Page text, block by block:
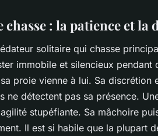
chasse : la patience et la
solitaire qui chasse
immobile et silencieux pendant
proie vienne à lui. Sa discrétion
ne détectent pas sa présence.
stupéfiante. Sa mâchoire
Il est si habile que la plupart